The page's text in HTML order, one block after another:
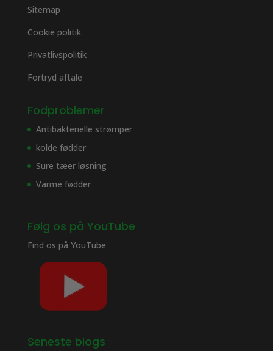
Sitemap
Cookie politik
Privatlivspolitik
Fortryd aftale
Fodproblemer
Antibakterielle strømper
kolde fødder
Sure tæer løsning
Varme fødder
Følg os på YouTube
Find os på YouTube
Seneste blogs